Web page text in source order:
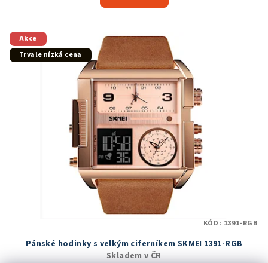
5
hvězdiček.
Akce
Trvale nízká cena
Pánské hodinky s velkým ciferníkem SKMEI 1391-RGB
Skladem v ČR
KÓD: 1391-RGB